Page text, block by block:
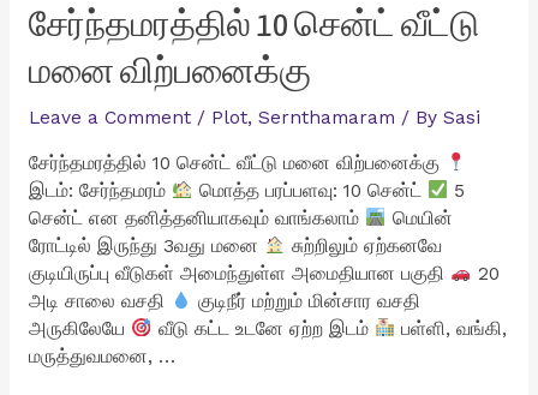
4
சென்ட்
வீட்டு
விற்பனைக்கு
சேர்ந்தமரத்தில் 10 சென்ட் வீட்டு
மனை விற்பனைக்கு
Leave a Comment / Plot, Sernthamaram / By Sasi
சேர்ந்தமரத்தில் 10 சென்ட் வீட்டு மனை விற்பனைக்கு
இடம்: சேர்ந்தமரம்
மொத்த பரப்பளவு: 10 சென்ட்
5
சென்ட் என தனித்தனியாகவும் வாங்கலாம்
மெயின்
ரோட்டில் இருந்து 3வது மனை
சுற்றிலும் ஏற்கனவே
குடியிருப்பு வீடுகள் அமைந்துள்ள அமைதியான பகுதி
20
அடி சாலை வசதி
குடிநீர் மற்றும் மின்சார வசதி
அருகிலேயே
வீடு கட்ட உடனே ஏற்ற இடம்
பள்ளி, வங்கி,
மருத்துவமனை, …